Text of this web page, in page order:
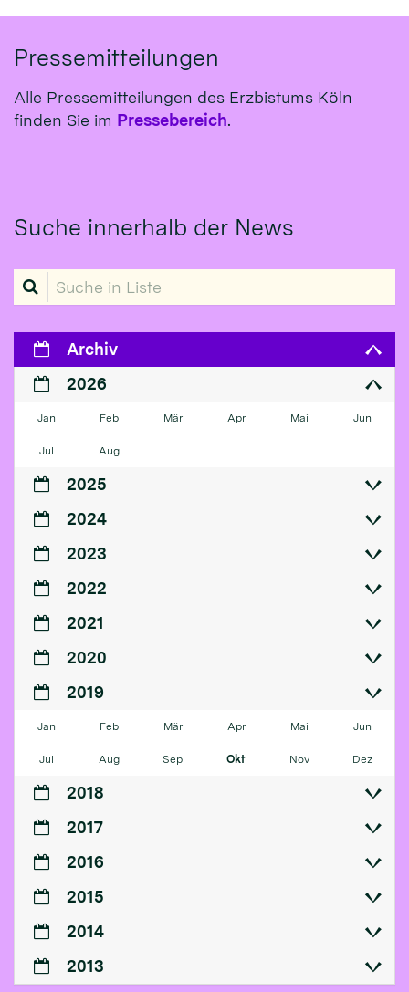
Pressemitteilungen
Alle Pressemitteilungen des Erzbistums Köln
finden Sie im Pressebereich.
Suche innerhalb der News
Suche in Liste
Archiv
2026
Jan Feb Mär Apr Mai Jun
Jul Aug
2025
2024
2023
2022
2021
2020
2019
Jan Feb Mär Apr Mai Jun
Jul Aug Sep Okt Nov Dez
2018
2017
2016
2015
2014
2013